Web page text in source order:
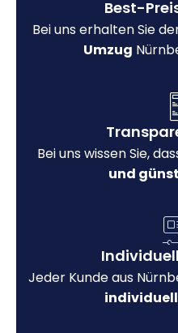
Best-
Bei uns erhalten Sie
Umzug
Bei uns wissen Sie,
und
Jeder Kunde aus